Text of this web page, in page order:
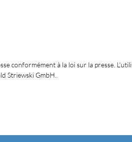
conformément à la loi sur la presse.
Striewski GmbH.